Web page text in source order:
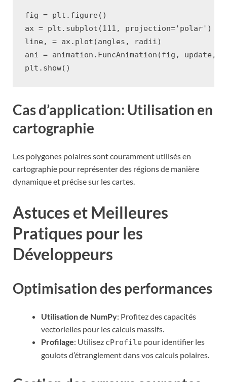
fig = plt . figure ()
ax = plt . subplot (111 , projection= 'polar' )
line , = ax. plot (angles , radii)
ani = animation . FuncAnimation (fig , update ,
plt . show()
Cas d’application: Utilisation en
cartographie
Les polygones polaires sont couramment utilisés en
cartographie pour représenter des régions de manière
dynamique et précise sur les cartes.
Astuces et Meilleures
Pratiques pour les
Développeurs
Optimisation des performances
Utilisation de NumPy: Profitez des capacités
vectorielles pour les calculs massifs.
Profilage: Utilisez cProfile pour identifier les
goulots d’étranglement dans vos calculs polaires.